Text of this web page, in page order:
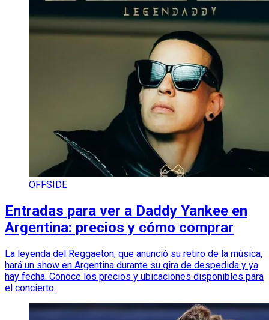
OFFSIDE
Entradas para ver a Daddy Yankee en
Argentina: precios y cómo comprar
La leyenda del Reggaeton, que anunció su retiro de la música,
hará un show en Argentina durante su gira de despedida y ya
hay fecha. Conoce los precios y ubicaciones disponibles para
el concierto.